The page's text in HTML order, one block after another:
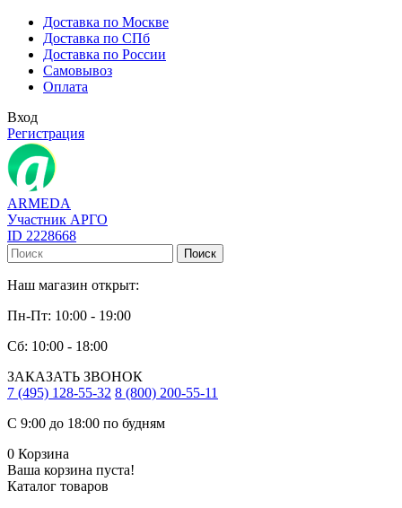
Доставка по Москве
Доставка по СПб
Доставка по России
Самовывоз
Оплата
Вход
Регистрация
ARMEDA
Участник АРГО
ID 2228668
Поиск
Наш магазин открыт:
Пн-Пт: 10:00 - 19:00
Сб: 10:00 - 18:00
ЗАКАЗАТЬ ЗВОНОК
7 (495) 128-55-32 8 (800) 200-55-11
С 9:00 до 18:00 по будням
0 Корзина
Ваша корзина пуста!
Каталог товаров